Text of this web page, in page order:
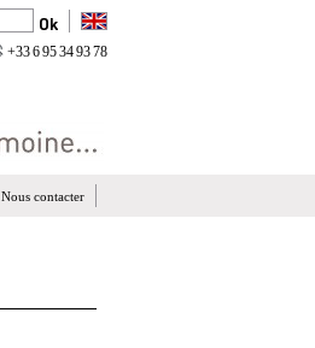
+33 6 95 34 93 78
Nous contacter